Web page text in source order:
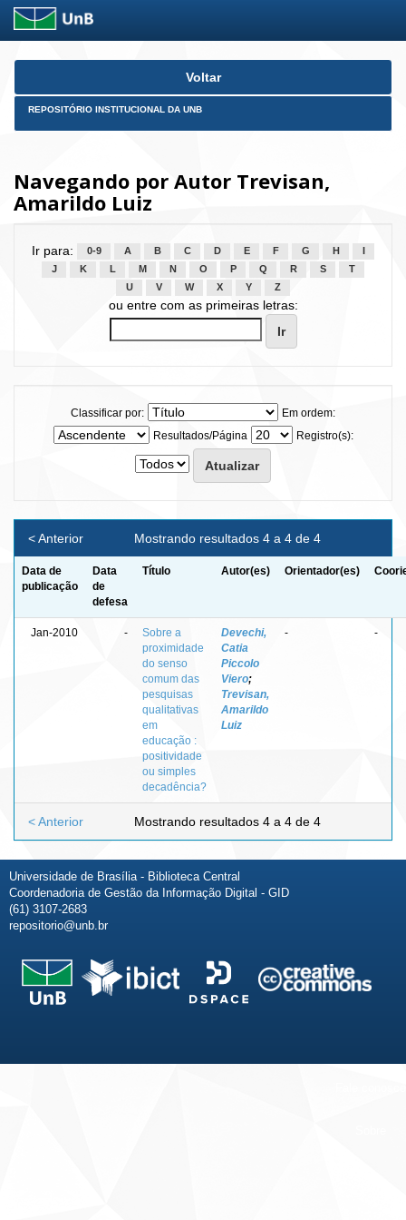
Skip
Voltar
REPOSITÓRIO INSTITUCIONAL DA UNB
Navegando por Autor Trevisan,
Amarildo Luiz
Ir para: 0-9 A B C D E F G H
J
K L M N O P Q R S
T
U
V W X Y Z
ou entre com as primeiras letras:
Classificar por:
Em ordem:
Resultados/Página
Registro(s):
Mostrando resultados 4 a 4 de 4
< Anterior
Data de
publicação
Data
de
defesa
Título Autor(es) Orientador(es)
Jan-2010 -
Sobre a
proximidade
do senso
comum das
pesquisas
qualitativas
em
educação :
positividade
ou simples
decadência?
Devechi,
Catia
Piccolo
Viero;
Trevisan,
Amarildo
Luiz
- -
Mostrando resultados 4 a 4 de 4
< Anterior
Universidade de Brasília - Biblioteca Central
Coordenadoria de Gestão da Informação Digital - GID
(61) 3107-2683
repositorio@unb.br